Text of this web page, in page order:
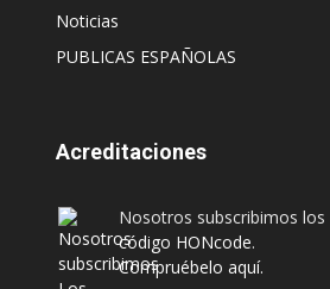
Noticias
PUBLICAS ESPAÑOLAS
Acreditaciones
Nosotros subscribimos los
código HONcode.
Compruébelo aquí.